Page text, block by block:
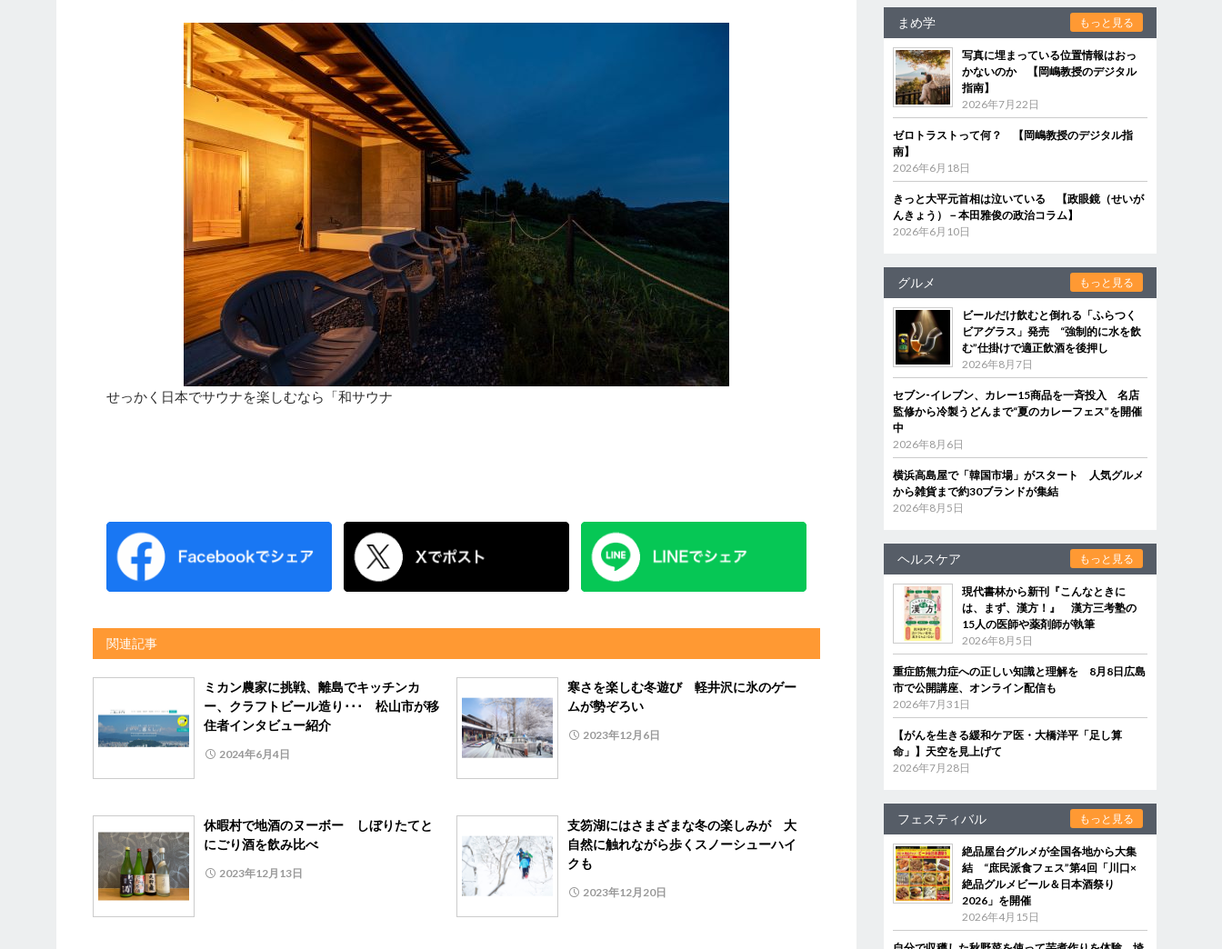
せっかく日本でサウナを楽しむなら「和サウナ
関連記事
ミカン農家に挑戦、離島でキッチンカ
ー、クラフトビール造り･･･ 松山市が移
住者インタビュー紹介
2024年6月4日
寒さを楽しむ冬遊び 軽井沢に氷のゲー
ムが勢ぞろい
2023年12月6日
休暇村で地酒のヌーボー しぼりたてと
にごり酒を飲み比べ
2023年12月13日
支笏湖にはさまざまな冬の楽しみが 大
自然に触れながら歩くスノーシューハイ
クも
2023年12月20日
まめ学 もっと見る
写真に埋まっている位置情報はおっ
かないのか 【岡嶋教授のデジタル
指南】
2026年7月22日
ゼロトラストって何？ 【岡嶋教授のデジタル指
南】
2026年6月18日
きっと大平元首相は泣いている 【政眼鏡（せいが
んきょう）－本田雅俊の政治コラム】
2026年6月10日
グルメ もっと見る
ビールだけ飲むと倒れる「ふらつく
ビアグラス」発売 “強制的に水を飲
む”仕掛けで適正飲酒を後押し
2026年8月7日
セブン‐イレブン、カレー15商品を一斉投入 名店
監修から冷製うどんまで“夏のカレーフェス”を開催
中
2026年8月6日
横浜高島屋で「韓国市場」がスタート 人気グルメ
から雑貨まで約30ブランドが集結
2026年8月5日
ヘルスケア もっと見る
現代書林から新刊『こんなときに
は、まず、漢方！』 漢方三考塾の
15人の医師や薬剤師が執筆
2026年8月5日
重症筋無力症への正しい知識と理解を 8月8日広島
市で公開講座、オンライン配信も
2026年7月31日
【がんを生きる緩和ケア医・大橋洋平「足し算
命」】天空を見上げて
2026年7月28日
フェスティバル もっと見る
絶品屋台グルメが全国各地から大集
結 “庶民派食フェス”第4回「川口×
絶品グルメビール＆日本酒祭り
2026」を開催
2026年4月15日